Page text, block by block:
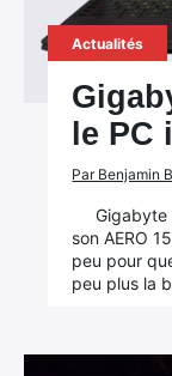
Actualités
le
Par Benjamin
Gigabyte
son AERO
peu pour
peu plus la